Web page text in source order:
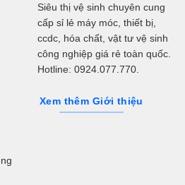
Siêu thị vệ sinh chuyên cung
cấp sỉ lẻ máy móc, thiết bị,
ccdc, hóa chất, vật tư vệ sinh
công nghiệp giá rẻ toàn quốc.
Hotline: 0924.077.770.
Xem thêm Giới thiệu